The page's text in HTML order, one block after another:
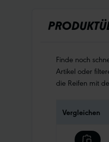
Finde noch
Artikel oder
die Reifen mit
Vergleichen